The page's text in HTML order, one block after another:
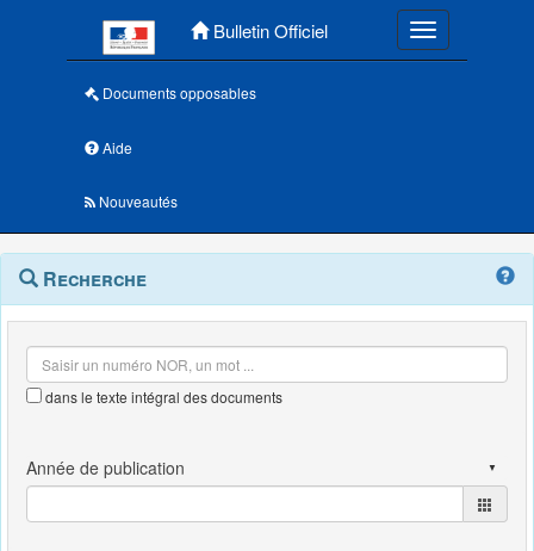
Bulletin Officiel Toggle
Documents opposables
Aide
Nouveautés
Navigation
outils
Menu
contextuel
Recherche
dans le texte intégral des documents